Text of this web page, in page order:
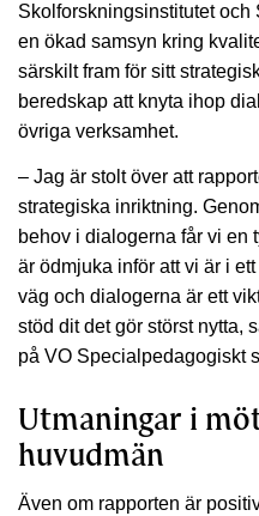
Skolforskningsinstitutet
en ökad samsyn kring
särskilt fram för sitt
beredskap att knyta ihop
övriga verksamhet.
– Jag är stolt över att
strategiska inriktning.
behov i dialogerna får vi en
är ödmjuka inför att vi är i
väg och dialogerna är ett
stöd dit det gör störst nytta,
på VO Specialpedagogiskt
Utmaningar i
huvudmän
Även om rapporten är